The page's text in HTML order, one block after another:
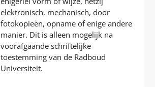
elektronisch, mechanisch, door
fotokopieën, opname of enige andere
manier. Dit is alleen mogelijk na
voorafgaande schriftelijke
toestemming van de Radboud
Universiteit.